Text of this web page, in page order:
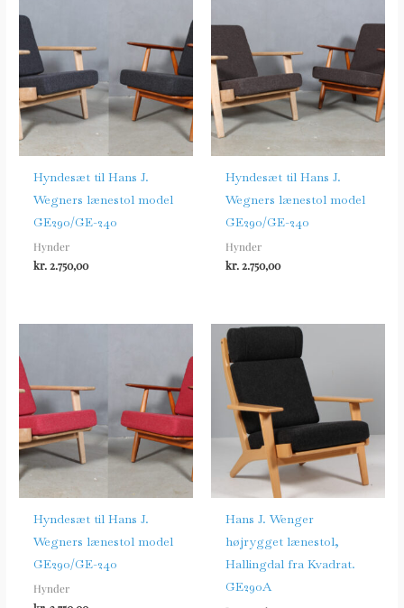
Hyndesæt til Hans J.
Wegners lænestol model
GE290/GE-240
Hynder
kr.2.750,00
Hyndesæt til Hans J.
Wegners lænestol model
GE290/GE-240
Hynder
kr.2.750,00
Hyndesæt til Hans J.
Wegners lænestol model
GE290/GE-240
Hynder
Hans J. Wenger
højrygget lænestol,
Hallingdal fra Kvadrat.
GE290A